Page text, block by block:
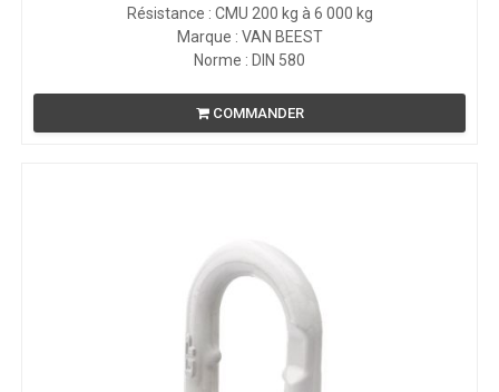
Résistance : CMU 200 kg à 6 000 kg
Marque : VAN BEEST
Norme : DIN 580
COMMANDER